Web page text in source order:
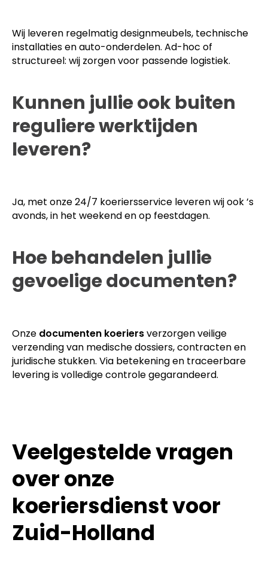
Wij leveren regelmatig designmeubels, technische
installaties en auto-onderdelen. Ad-hoc of
structureel: wij zorgen voor passende logistiek.
Kunnen jullie ook buiten
reguliere werktijden
leveren?
Ja, met onze 24/7 koeriersservice leveren wij ook ’s
avonds, in het weekend en op feestdagen.
Hoe behandelen jullie
gevoelige documenten?
Onze documenten koeriersverzorgen veilige
verzending van medische dossiers, contracten en
juridische stukken. Via betekening en traceerbare
levering is volledige controle gegarandeerd.
Veelgestelde vragen
over onze
koeriersdienst voor
Zuid-Holland